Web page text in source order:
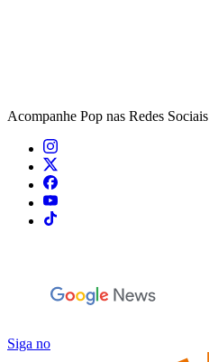
Acompanhe Pop nas Redes Sociais
Siga no